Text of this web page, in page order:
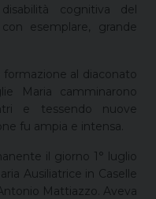
cognitiva del
esemplare, grande
al diaconato
Maria camminarono
e tessendo nuove
fu ampia e intensa.
il giorno 1° luglio
Ausiliatrice in Caselle
Mattiazzo. Aveva